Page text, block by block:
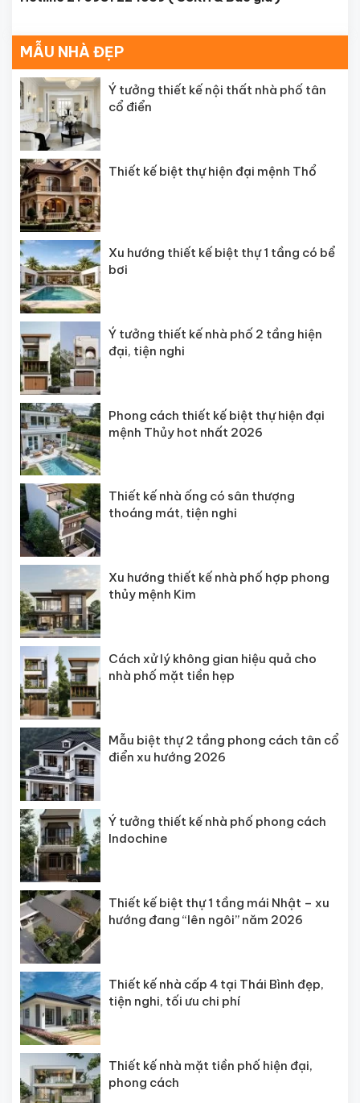
MẪU NHÀ ĐẸP
Ý tưởng thiết kế nội thất nhà phố tân
cổ điển
Thiết kế biệt thự hiện đại mệnh Thổ
Xu hướng thiết kế biệt thự 1 tầng có bể
bơi
Ý tưởng thiết kế nhà phố 2 tầng hiện
đại, tiện nghi
Phong cách thiết kế biệt thự hiện đại
mệnh Thủy hot nhất 2026
Thiết kế nhà ống có sân thượng
thoáng mát, tiện nghi
Xu hướng thiết kế nhà phố hợp phong
thủy mệnh Kim
Cách xử lý không gian hiệu quả cho
nhà phố mặt tiền hẹp
Mẫu biệt thự 2 tầng phong cách tân cổ
điển xu hướng 2026
Ý tưởng thiết kế nhà phố phong cách
Indochine
Thiết kế biệt thự 1 tầng mái Nhật – xu
hướng đang “lên ngôi” năm 2026
Thiết kế nhà cấp 4 tại Thái Bình đẹp,
tiện nghi, tối ưu chi phí
Thiết kế nhà mặt tiền phố hiện đại,
phong cách